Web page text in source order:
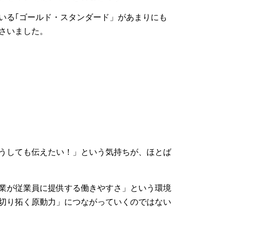
る｢ゴールド・スタンダード」があまりにも
いました。
しても伝えたい！」という気持ちが、ほとば
が従業員に提供する働きやすさ」という環境
り拓く原動力」につながっていくのではない